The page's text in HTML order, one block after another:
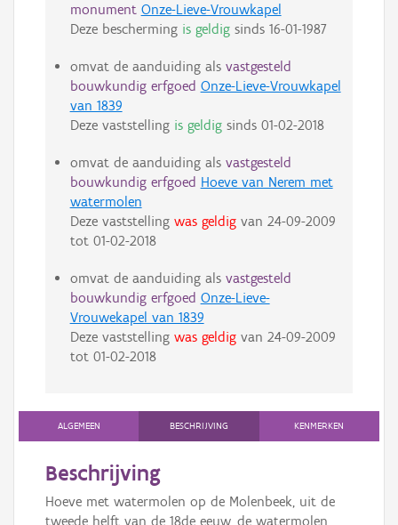
monument Onze-Lieve-Vrouwkapel
Deze bescherming is geldigsinds 16-01-1987
omvat de aanduiding als vastgesteld
bouwkundig erfgoed Onze-Lieve-Vrouwkapel
van 1839
Deze vaststelling is geldigsinds 01-02-2018
omvat de aanduiding als vastgesteld
bouwkundig erfgoed Hoeve van Nerem met
watermolen
Deze vaststelling was geldigvan 24-09-2009
tot 01-02-2018
omvat de aanduiding als vastgesteld
bouwkundig erfgoed Onze-Lieve-
Vrouwekapel van 1839
Deze vaststelling was geldigvan 24-09-2009
tot 01-02-2018
ALGEMEEN BESCHRIJVING KENMERKEN
Beschrijving
Hoeve met watermolen op de Molenbeek, uit de
tweede helft van de 18de eeuw, de watermolen